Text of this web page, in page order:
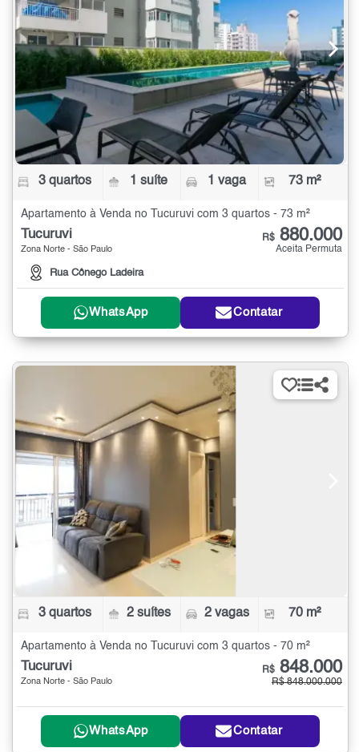
3 quartos 1 suíte 1 vaga 73 m²
Apartamento à Venda no Tucuruvi com 3 quartos - 73 m²
Tucuruvi
Zona Norte - São Paulo
Rua Cônego Ladeira
R$ 880.000
Aceita Permuta
WhatsApp Contatar
3 quartos 2 suítes 2 vagas 70 m²
Apartamento à Venda no Tucuruvi com 3 quartos - 70 m²
Tucuruvi
Zona Norte - São Paulo
R$ 848.000
R$ 848.000.000
WhatsApp Contatar